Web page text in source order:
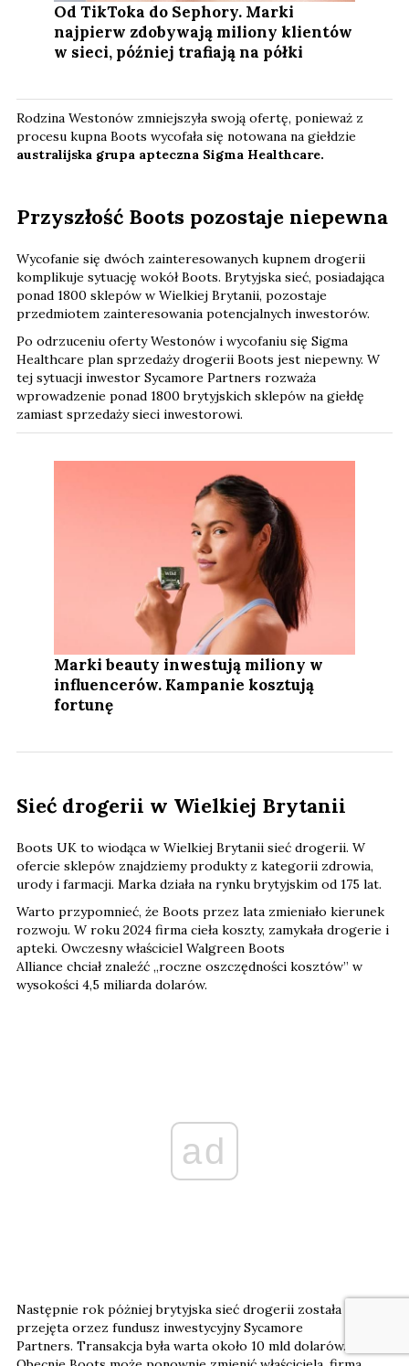
Od TikToka do Sephory. Marki
najpierw zdobywają miliony klientów
w sieci, później trafiają na półki
Rodzina Westonów zmniejszyła swoją ofertę, ponieważ z
procesu kupna Boots wycofała się notowana na giełdzie
australijska grupa apteczna Sigma Healthcare.
Przyszłość Boots pozostaje niepewna
Wycofanie się dwóch zainteresowanych kupnem drogerii
komplikuje sytuację wokół Boots. Brytyjska sieć, posiadająca
ponad 1800 sklepów w Wielkiej Brytanii, pozostaje
przedmiotem zainteresowania potencjalnych inwestorów.
Po odrzuceniu oferty Westonów i wycofaniu się Sigma
Healthcare plan sprzedaży drogerii Boots jest niepewny. W
tej sytuacji inwestor Sycamore Partners rozważa
wprowadzenie ponad 1800 brytyjskich sklepów na giełdę
zamiast sprzedaży sieci inwestorowi.
Marki beauty inwestują miliony w
influencerów. Kampanie kosztują
fortunę
Sieć drogerii w Wielkiej Brytanii
Boots UK to wiodąca w Wielkiej Brytanii sieć drogerii. W
ofercie sklepów znajdziemy produkty z kategorii zdrowia,
urody i farmacji. Marka działa na rynku brytyjskim od 175 lat.
Warto przypomnieć, że Boots przez lata zmieniało kierunek
rozwoju. W roku 2024 firma cieła koszty, zamykała drogerie i
apteki. Owczesny właściciel Walgreen Boots
Alliance chciał znaleźć „roczne oszczędności kosztów” w
wysokości 4,5 miliarda dolarów.
ad
Następnie rok póżniej brytyjska sieć drogerii została
przejęta orzez fundusz inwestycyjny Sycamore
Partners. Transakcja była warta około 10 mld dolarów.